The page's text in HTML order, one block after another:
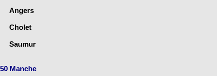
Angers
Cholet
Saumur
50 Manche